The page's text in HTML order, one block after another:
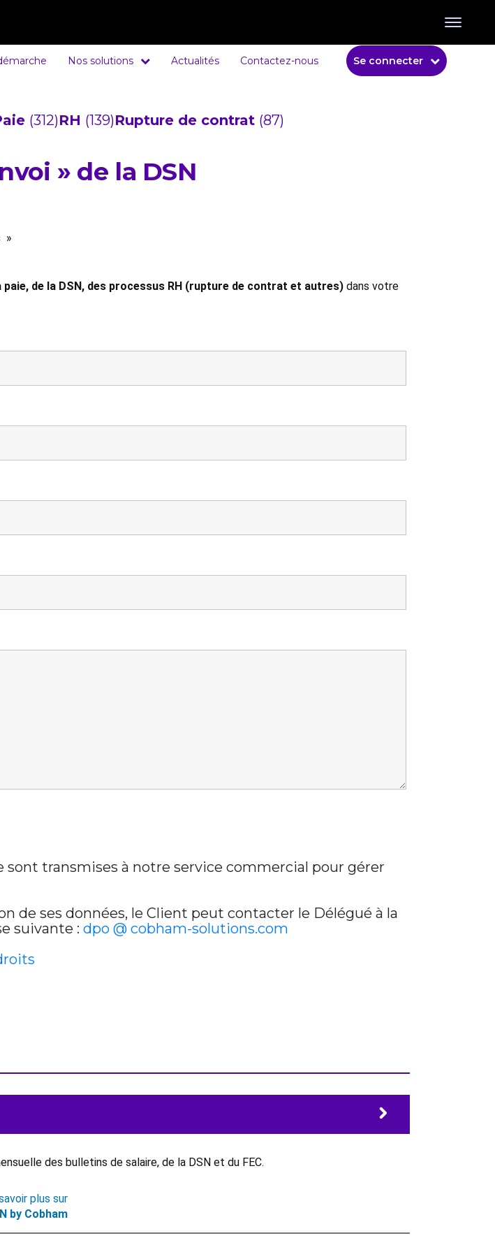
Nos solutions Actualités Contactez-nous Se connecter
(312)RH (139)Rupture de contrat (87)
» de la DSN
»
de la DSN, des processus RH (rupture de contrat et autres) dans votre
transmises à notre service commercial pour gérer
de ses données, le Client peut contacter le Délégué à la
suivante : dpo @ cobham-solutions.com
des bulletins de salaire, de la DSN et du FEC.
plus sur
by Cobham